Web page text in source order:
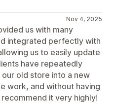
Nov 4, 2025
us with many
integrated perfectly with
us to easily update
have repeatedly
old store into a new
work, and without having
it very highly!